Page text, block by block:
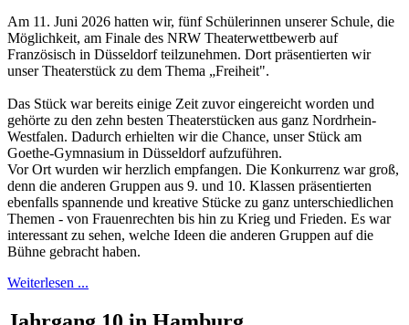
Am 11. Juni 2026 hatten wir, fünf Schülerinnen unserer Schule, die
Möglichkeit, am Finale des NRW Theaterwettbewerb auf
Französisch in Düsseldorf teilzunehmen. Dort präsentierten wir
unser Theaterstück zu dem Thema „Freiheit".
Das Stück war bereits einige Zeit zuvor eingereicht worden und
gehörte zu den zehn besten Theaterstücken aus ganz Nordrhein-
Westfalen. Dadurch erhielten wir die Chance, unser Stück am
Goethe-Gymnasium in Düsseldorf aufzuführen.
Vor Ort wurden wir herzlich empfangen. Die Konkurrenz war groß,
denn die anderen Gruppen aus 9. und 10. Klassen präsentierten
ebenfalls spannende und kreative Stücke zu ganz unterschiedlichen
Themen - von Frauenrechten bis hin zu Krieg und Frieden. Es war
interessant zu sehen, welche Ideen die anderen Gruppen auf die
Bühne gebracht haben.
Weiterlesen ...